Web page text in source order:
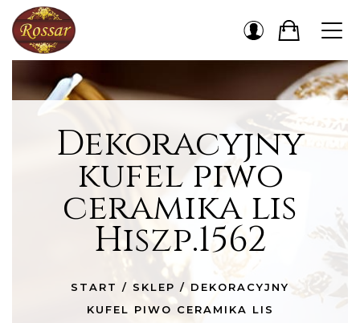
Dekoracyjny
kufel piwo
ceramika lis
Hiszp.1562
START / SKLEP / DEKORACYJNY
KUFEL PIWO CERAMIKA LIS